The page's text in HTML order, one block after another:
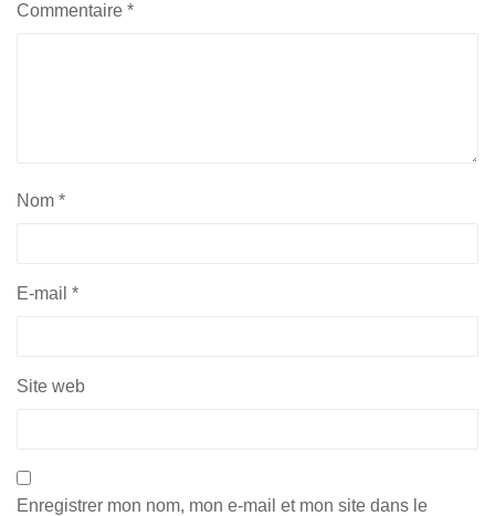
Commentaire *
Nom *
E-mail *
Site web
Enregistrer mon nom, mon e-mail et mon site dans le